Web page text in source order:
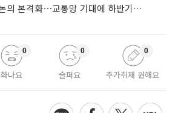
부울경 메가시티 논의 본격화⋯교통망 기대에 하반기 분양시장 '주목'
화나요
0
슬퍼요
0
추가취재 원해요
0